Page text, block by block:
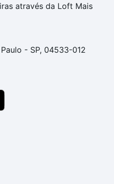
através da Loft Mais
- SP, 04533-012